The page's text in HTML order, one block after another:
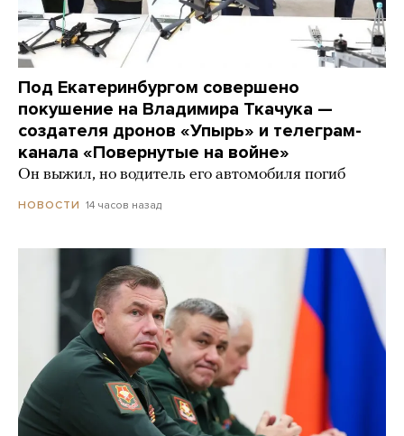
Под Екатеринбургом совершено
покушение на Владимира Ткачука —
создателя дронов «Упырь» и телеграм-
канала «Повернутые на войне»
Он выжил, но водитель его автомобиля погиб
НОВОСТИ 14 часов назад